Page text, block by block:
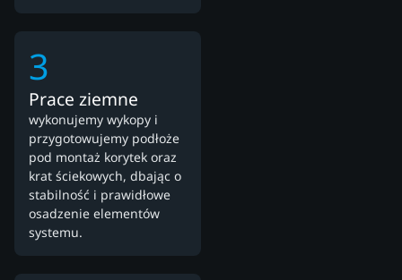
3
Prace ziemne
wykonujemy wykopy i
przygotowujemy podłoże
pod montaż korytek oraz
krat ściekowych, dbając o
stabilność i prawidłowe
osadzenie elementów
systemu.